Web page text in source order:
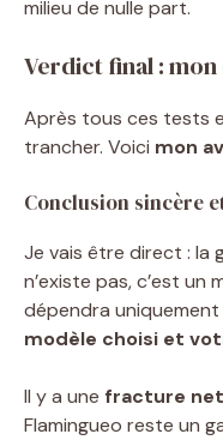
milieu de nulle part.
Verdict final :
Après tous ces tests
trancher. Voici mon
Conclusion sincère
Je vais être direct : la
n’existe pas, c’est
dépendra uniquement
modèle choisi et
Il y a une fracture
Flamingueo reste un